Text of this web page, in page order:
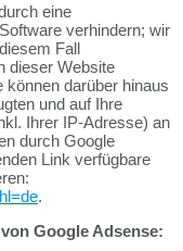
eine
verhindern; wir
Fall
dieser Website
darüber hinaus
und auf Ihre
Ihrer IP-Adresse) an
durch Google
Link verfügbare
.
Google Adsense: